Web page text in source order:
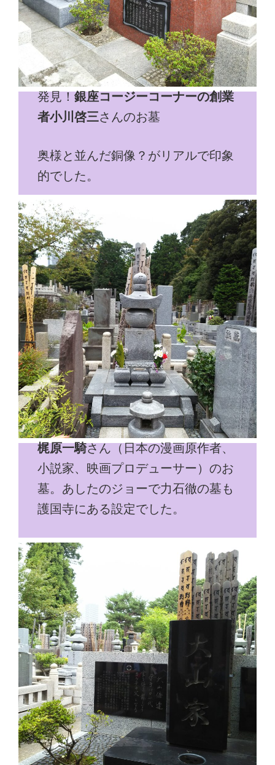
発見！銀座コージーコーナーの創業
者小川啓三さんのお墓
奥様と並んだ銅像？がリアルで印象
的でした。
梶原一騎さん（日本の漫画原作者、
小説家、映画プロデューサー）のお
墓。あしたのジョーで力石徹の墓も
護国寺にある設定でした。